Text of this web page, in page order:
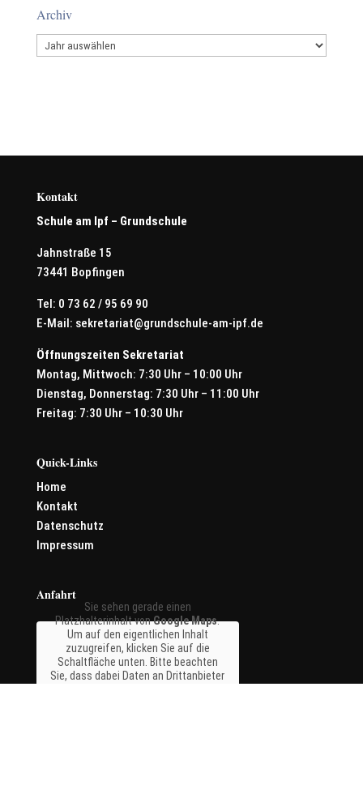
Archiv
Kontakt
Schule am Ipf – Grundschule
Jahnstraße 15
73441 Bopfingen
Tel: 0 73 62 / 95 69 90
E-Mail: sekretariat@grundschule-am-ipf.de
Öffnungszeiten Sekretariat
Montag, Mittwoch: 7:30 Uhr – 10:00 Uhr
Dienstag, Donnerstag: 7:30 Uhr – 11:00 Uhr
Freitag: 7:30 Uhr – 10:30 Uhr
Quick-Links
Home
Kontakt
Datenschutz
Impressum
Anfahrt
Sie sehen gerade einen
Platzhalterinhalt vonGoogle Maps.
Um auf den eigentlichen Inhalt
zuzugreifen, klicken Sie auf die
Schaltfläche unten. Bitte beachten
Sie, dass dabei Daten an Drittanbieter